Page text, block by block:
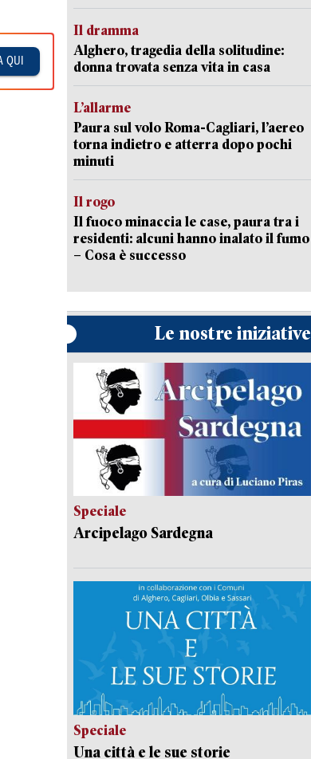
QUI
Il dramma
Alghero, tragedia della solitudine:
donna trovata senza vita in casa
L’allarme
Paura sul volo Roma-Cagliari, l’aereo
torna indietro e atterra dopo pochi
minuti
Il rogo
Il fuoco minaccia le case, paura tra i
residenti: alcuni hanno inalato il fumo
– Cosa è successo
Le nostre iniziative
Speciale
Arcipelago Sardegna
Speciale
Una città e le sue storie